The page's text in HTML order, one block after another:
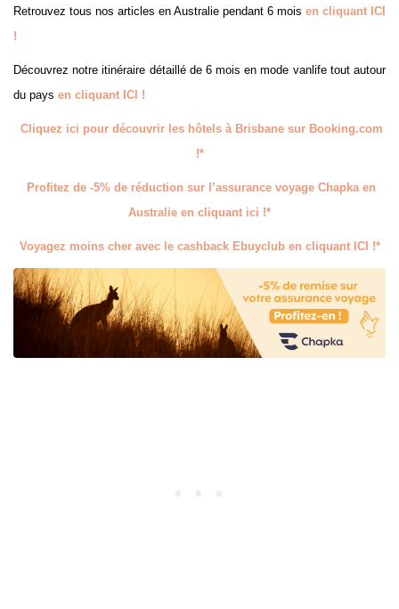
Retrouvez tous nos articles en Australie pendant 6 mois en cliquant ICI
!
Découvrez notre itinéraire détaillé de 6 mois en mode vanlife tout autour
du pays en cliquant ICI !
Cliquez ici pour découvrir les hôtels à Brisbane sur Booking.com
!*
Profitez de -5% de réduction sur l’assurance voyage Chapka en
Australie en cliquant ici !*
Voyagez moins cher avec le cashback Ebuyclub en cliquant ICI !*